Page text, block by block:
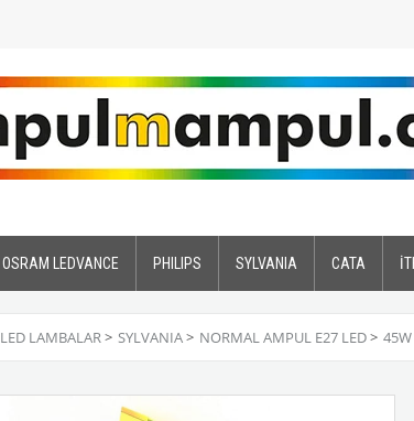
OSRAM LEDVANCE PHILIPS SYLVANIA CATA
LED LAMBALAR> SYLVANIA> NORMAL AMPUL E27 LED> 45W